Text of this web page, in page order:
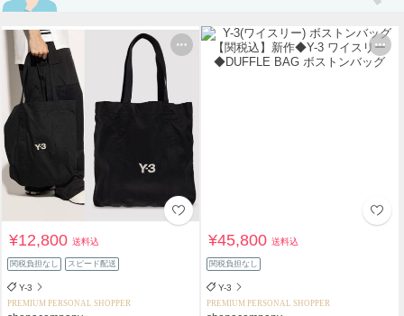
¥12,800送料込
関税負担なし スピード配送
Y-3
PREMIUM PERSONAL SHOPPER
¥45,800送料込
関税負担なし
Y-3
PREMIUM PERSONAL SHOPPER